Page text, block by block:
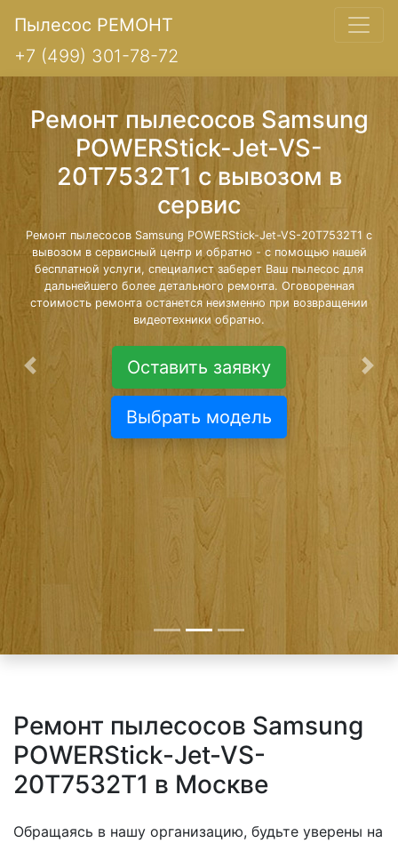
Пылесос РЕМОНТ
+7 (499) 301-78-72
Ремонт пылесосов Samsung
POWERStick-Jet-VS-
20T7532T1 с вывозом в
сервис
Ремонт пылесосов Samsung POWERStick-Jet-VS-20T7532T1 с
вывозом в сервисный центр и обратно - с помощью нашей
бесплатной услуги, специалист заберет Ваш пылесос для
дальнейшего более детального ремонта. Оговоренная
стоимость ремонта останется неизменно при возвращении
видеотехники обратно.
Оставить заявку
Выбрать модель
Предыдущая
Ремонт пылесосов Samsung
POWERStick-Jet-VS-
20T7532T1 в Москве
Обращаясь в нашу организацию, будьте уверены на